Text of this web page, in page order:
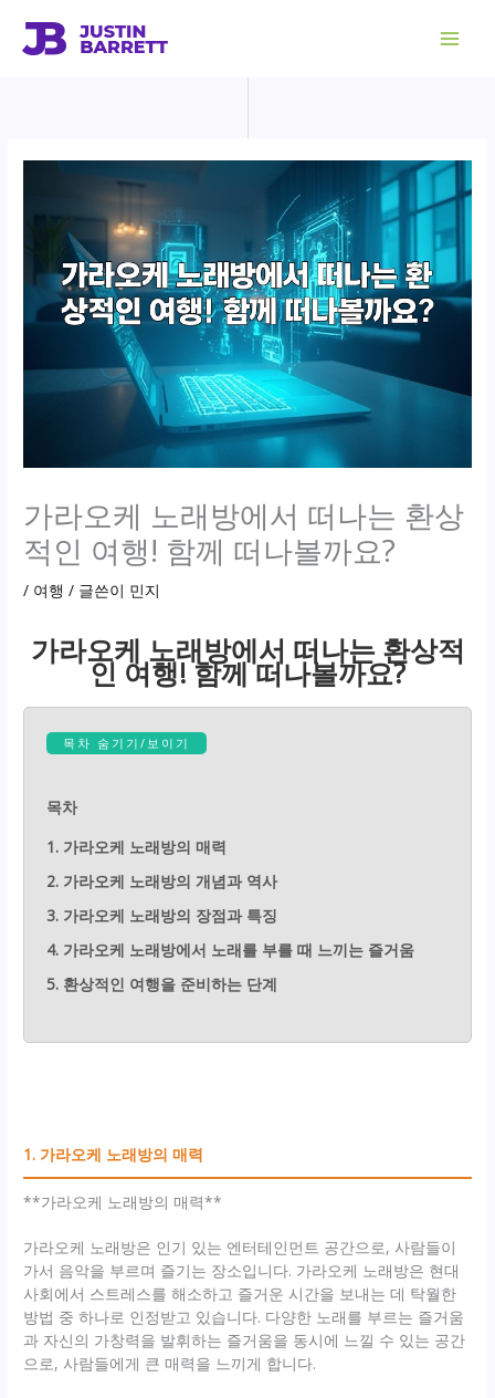
가라오케 노래방에서 떠나는 환상
적인 여행! 함께 떠나볼까요?
/ 여행 / 글쓴이 민지
가라오케 노래방에서 떠나는 환상적
인 여행! 함께 떠나볼까요?
목차 숨기기/보이기
목차
1. 가라오케 노래방의 매력
2. 가라오케 노래방의 개념과 역사
3. 가라오케 노래방의 장점과 특징
4. 가라오케 노래방에서 노래를 부를 때 느끼는 즐거움
5. 환상적인 여행을 준비하는 단계
1. 가라오케 노래방의 매력
**가라오케 노래방의 매력**
가라오케 노래방은 인기 있는 엔터테인먼트 공간으로, 사람들이
가서 음악을 부르며 즐기는 장소입니다. 가라오케 노래방은 현대
사회에서 스트레스를 해소하고 즐거운 시간을 보내는 데 탁월한
방법 중 하나로 인정받고 있습니다. 다양한 노래를 부르는 즐거움
과 자신의 가창력을 발휘하는 즐거움을 동시에 느낄 수 있는 공간
으로, 사람들에게 큰 매력을 느끼게 합니다.